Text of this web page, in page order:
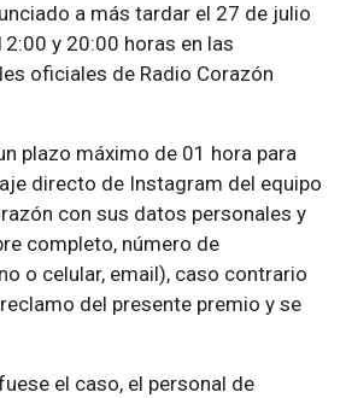
a más tardar el 27 de julio
y 20:00 horas en las
oficiales de Radio Corazón
plazo máximo de 01 hora para
directo de Instagram del equipo
con sus datos personales y
completo, número de
o celular, email), caso contrario
del presente premio y se
el caso, el personal de